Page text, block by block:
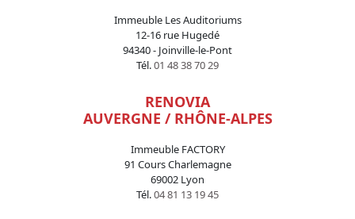
Immeuble Les Auditoriums
12-16 rue Hugedé
94340 - Joinville-le-Pont
Tél.01 48 38 70 29
RENOVIA
AUVERGNE / RHÔNE-ALPES
Immeuble FACTORY
91 Cours Charlemagne
69002 Lyon
Tél.04 81 13 19 45